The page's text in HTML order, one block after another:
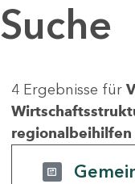
Suche
4 Ergebnisse für
regionalbeihilfen